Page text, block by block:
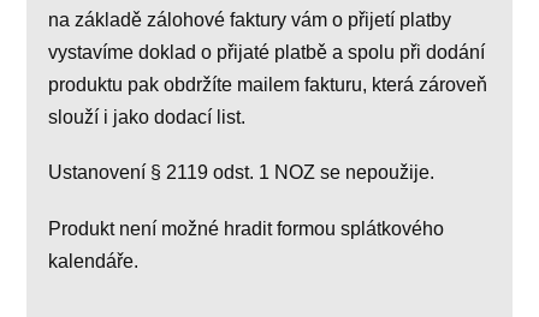
na základě zálohové faktury vám o přijetí platby
vystavíme doklad o přijaté platbě a spolu při dodání
produktu pak obdržíte mailem fakturu, která zároveň
slouží i jako dodací list.
Ustanovení § 2119 odst. 1 NOZ se nepoužije.
Produkt není možné hradit formou splátkového
kalendáře.